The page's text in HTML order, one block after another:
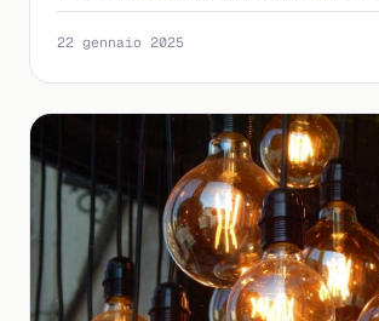
22 gennaio 2025